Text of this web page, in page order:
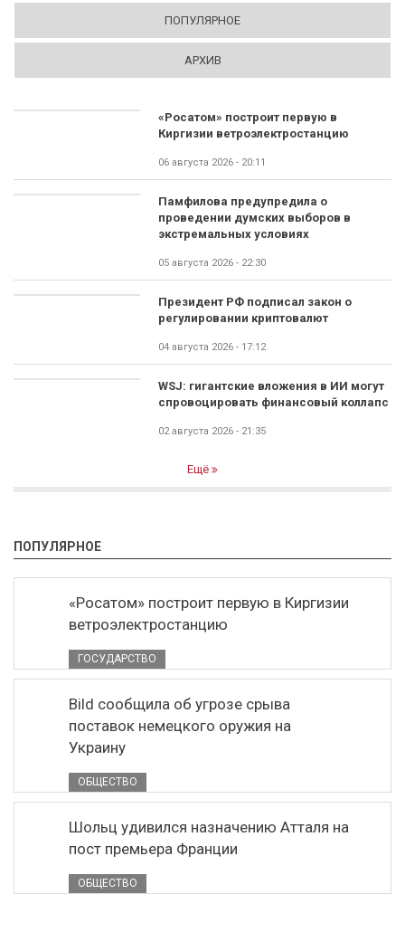
ПОПУЛЯРНОЕ
АРХИВ
«Росатом» построит первую в
Киргизии ветроэлектростанцию
06 августа 2026 - 20:11
Памфилова предупредила о
проведении думских выборов в
экстремальных условиях
05 августа 2026 - 22:30
Президент РФ подписал закон о
регулировании криптовалют
04 августа 2026 - 17:12
WSJ: гигантские вложения в ИИ могут
спровоцировать финансовый коллапс
02 августа 2026 - 21:35
Ещё
ПОПУЛЯРНОЕ
«Росатом» построит первую в Киргизии
ветроэлектростанцию
ГОСУДАРСТВО
Bild сообщила об угрозе срыва
поставок немецкого оружия на
Украину
ОБЩЕСТВО
Шольц удивился назначению Атталя на
пост премьера Франции
ОБЩЕСТВО